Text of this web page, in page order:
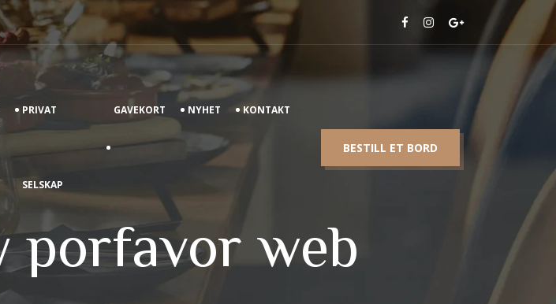
PRIVAT
SELSKAP
GAVEKORT NYHET KONTAKT
BESTILL ET BORD
porfavor web